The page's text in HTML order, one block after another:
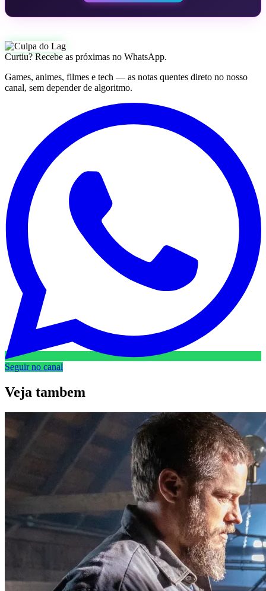
Curtiu? Recebe as próximas no WhatsApp.
Games, animes, filmes e tech — as notas quentes direto no nosso
canal, sem depender de algoritmo.
Seguir no canal
Veja tambem